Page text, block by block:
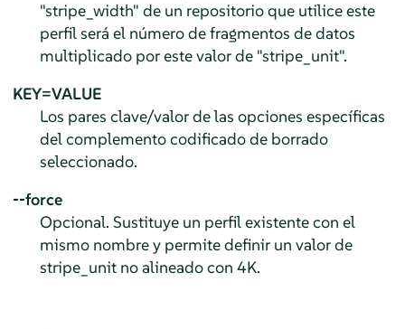
"stripe_width" de un repositorio que utilice este
perfil será el número de fragmentos de datos
multiplicado por este valor de "stripe_unit".
KEY=VALUE
Los pares clave/valor de las opciones específicas
del complemento codificado de borrado
seleccionado.
‑‑force
Opcional. Sustituye un perfil existente con el
mismo nombre y permite definir un valor de
stripe_unit no alineado con 4K.